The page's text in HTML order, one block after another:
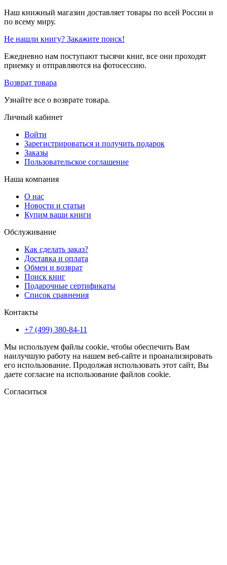
Наш книжный магазин доставляет товары по всей России и
по всему миру.
Не нашли книгу? Закажите поиск!
Ежедневно нам поступают тысячи книг, все они проходят
приемку и отправляются на фотосессию.
Возврат товара
Узнайте все о возврате товара.
Личный кабинет
Войти
Зарегистрироваться и получить подарок
Заказы
Пользовательское соглашение
Наша компания
О нас
Новости и статьи
Купим ваши книги
Обслуживание
Как сделать заказ?
Доставка и оплата
Обмен и возврат
Поиск книг
Подарочные сертификаты
Список сравнения
Контакты
+7 (499) 380-84-11
Мы используем файлы cookie, чтобы обеспечить Вам
наилучшую работу на нашем веб-сайте и проанализировать
его использование. Продолжая использовать этот сайт, Вы
даете согласие на использование файлов cookie.
Согласиться